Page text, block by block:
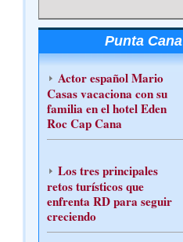
Punta Cana
Actor español Mario
Casas vacaciona con su
familia en el hotel Eden
Roc Cap Cana
Los tres principales
retos turísticos que
enfrenta RD para seguir
creciendo